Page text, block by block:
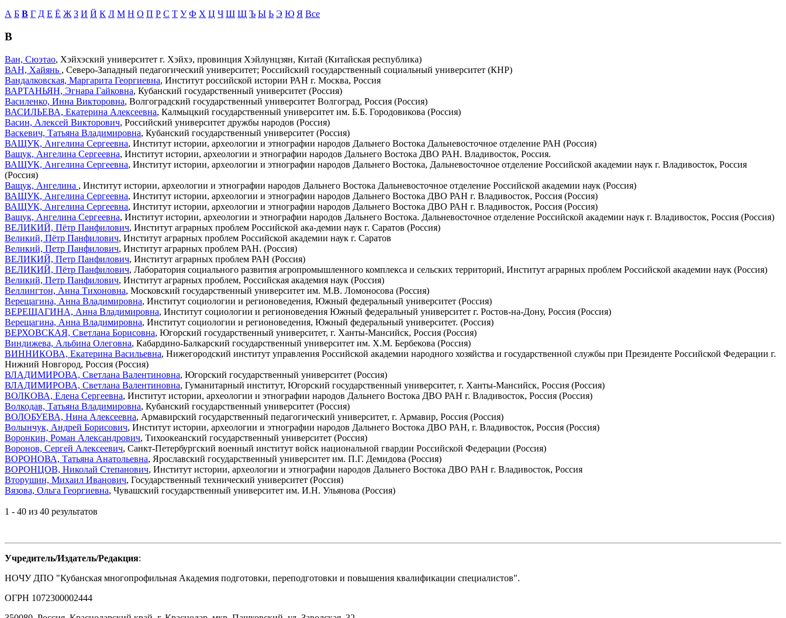
А Б В Г Д Е Ё Ж З И Й К Л М Н О П Р С Т У Ф Х Ц Ч Ш Щ Ъ Ы Ь Э Ю Я Все
В
Ван, Сюэтао, Хэйхэский университет г. Хэйхэ, провинция Хэйлунцзян, Китай (Китайская республика)
ВАН, Хайянь , Северо-Западный педагогический университет; Российский государственный социальный университет (КНР)
Вандалковская, Маргарита Георгиевна, Институт российской истории РАН г. Москва, Россия
ВАРТАНЬЯН, Эгнара Гайковна, Кубанский государственный университет (Россия)
Василенко, Инна Викторовна, Волгоградский государственный университет Волгоград, Россия (Россия)
ВАСИЛЬЕВА, Екатерина Алексеевна, Калмыцкий государственный университет им. Б.Б. Городовикова (Россия)
Васин, Алексей Викторович, Российский университет дружбы народов (Россия)
Васкевич, Татьяна Владимировна, Кубанский государственный университет (Россия)
ВАЩУК, Ангелина Сергеевна, Институт истории, археологии и этнографии народов Дальнего Востока Дальневосточное отделение РАН (Россия)
Ващук, Ангелина Сергеевна, Институт истории, археологии и этнографии народов Дальнего Востока ДВО РАН. Владивосток, Россия.
ВАЩУК, Ангелина Сергеевна, Институт истории, археологии и этнографии народов Дальнего Востока, Дальневосточное отделение Российской академии наук г. Владивосток, Россия
(Россия)
Ващук, Ангелина , Институт истории, археологии и этнографии народов Дальнего Востока Дальневосточное отделение Российской академии наук (Россия)
ВАЩУК, Ангелина Сергеевна, Институт истории, археологии и этнографии народов Дальнего Востока ДВО РАН г. Владивосток, Россия (Россия)
ВАЩУК, Ангелина Сергеевна, Институт истории, археологии и этнографии народов Дальнего Востока ДВО РАН г. Владивосток, Россия (Россия)
Ващук, Ангелина Сергеевна, Институт истории, археологии и этнографии народов Дальнего Востока. Дальневосточное отделение Российской академии наук г. Владивосток, Россия (Россия)
ВЕЛИКИЙ, Пётр Панфилович, Институт аграрных проблем Российской ака-демии наук г. Саратов (Россия)
Великий, Пётр Панфилович, Институт аграрных проблем Российской академии наук г. Саратов
Великий, Петр Панфилович, Институт аграрных проблем РАН. (Россия)
ВЕЛИКИЙ, Петр Панфилович, Институт аграрных проблем РАН (Россия)
ВЕЛИКИЙ, Пётр Панфилович, Лаборатория социального развития агропромышленного комплекса и сельских территорий, Институт аграрных проблем Российской академии наук (Россия)
Великий, Петр Панфилович, Институт аграрных проблем, Российская академия наук (Россия)
Веллингтон, Анна Тихоновна, Московский государственный университет им. М.В. Ломоносова (Россия)
Верещагина, Анна Владимировна, Институт социологии и регионоведения, Южный федеральный университет (Россия)
ВЕРЕЩАГИНА, Анна Владимировна, Институт социологии и регионоведения Южный федеральный университет г. Ростов-на-Дону, Россия (Россия)
Верещагина, Анна Владимировна, Институт социологии и регионоведения, Южный федеральный университет. (Россия)
ВЕРХОВСКАЯ, Светлана Борисовна, Югорский государственный университет, г. Ханты-Мансийск, Россия (Россия)
Виндижева, Альбина Олеговна, Кабардино-Балкарский государственный университет им. Х.М. Бербекова (Россия)
ВИННИКОВА, Екатерина Васильевна, Нижегородский институт управления Российской академии народного хозяйства и государственной службы при Президенте Российской Федерации г.
Нижний Новгород, Россия (Россия)
ВЛАДИМИРОВА, Светлана Валентиновна, Югорский государственный университет (Россия)
ВЛАДИМИРОВА, Светлана Валентиновна, Гуманитарный институт, Югорский государственный университет, г. Ханты-Мансийск, Россия (Россия)
ВОЛКОВА, Елена Сергеевна, Институт истории, археологии и этнографии народов Дальнего Востока ДВО РАН г. Владивосток, Россия (Россия)
Волкодав, Татьяна Владимировна, Кубанский государственный университет (Россия)
ВОЛОБУЕВА, Нина Алексеевна, Армавирский государственный педагогический университет, г. Армавир, Россия (Россия)
Волынчук, Андрей Борисович, Институт истории, археологии и этнографии народов Дальнего Востока ДВО РАН, г. Владивосток, Россия (Россия)
Воронкин, Роман Александрович, Тихоокеанский государственный университет (Россия)
Воронов, Сергей Алексеевич, Санкт-Петербургский военный институт войск национальной гвардии Российской Федерации (Россия)
ВОРОНОВА, Татьяна Анатольевна, Ярославский государственный университет им. П.Г. Демидова (Россия)
ВОРОНЦОВ, Николай Степанович, Институт истории, археологии и этнографии народов Дальнего Востока ДВО РАН г. Владивосток, Россия
Вторушин, Михаил Иванович, Государственный технический университет (Россия)
Вязова, Ольга Георгиевна, Чувашский государственный университет им. И.Н. Ульянова (Россия)
1 - 40 из 40 результатов
Учредитель/Издатель/Редакция:
НОЧУ ДПО "Кубанская многопрофильная Академия подготовки, переподготовки и повышения квалификации специалистов".
ОГРН 1072300002444